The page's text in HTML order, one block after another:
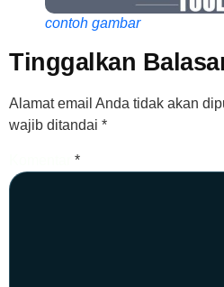
contoh gambar
Tinggalkan
Alamat email Anda tidak akan
wajib ditandai *
*